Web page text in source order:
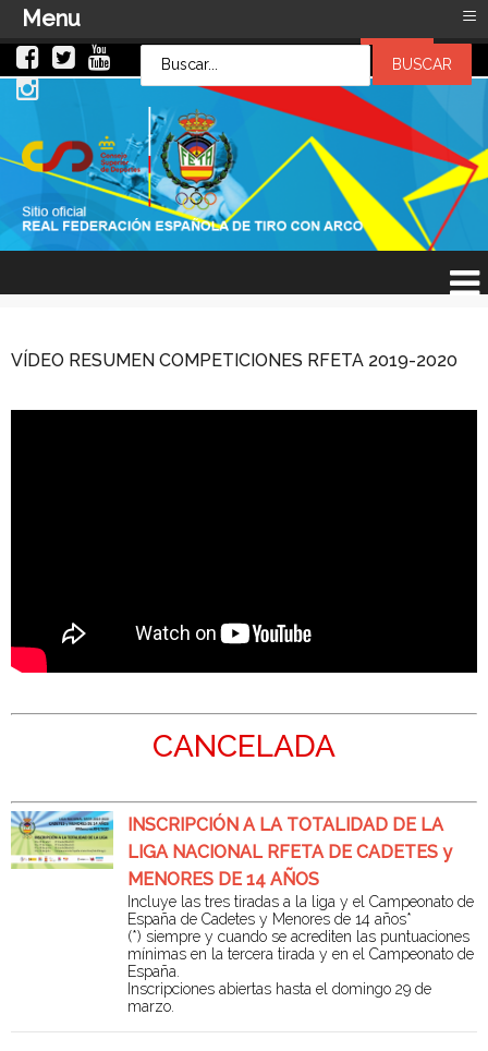
VÍDEO RESUMEN COMPETICIONES RFETA 2019-2020
CANCELADA
INSCRIPCIÓN A LA TOTALIDAD DE LA
LIGA NACIONAL RFETA DE CADETES y
MENORES DE 14 AÑOS
Incluye las tres tiradas a la liga y el Campeonato de
España de Cadetes y Menores de 14 años*
(*) siempre y cuando se acrediten las puntuaciones
mínimas en la tercera tirada y en el Campeonato de
España.
Inscripciones abiertas hasta el domingo 29 de
marzo.
LOG INOR
Contraseña
Recuérdeme
Menu ≡